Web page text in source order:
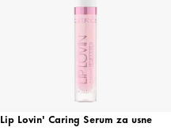
Lip Lovin' Caring Serum za usne